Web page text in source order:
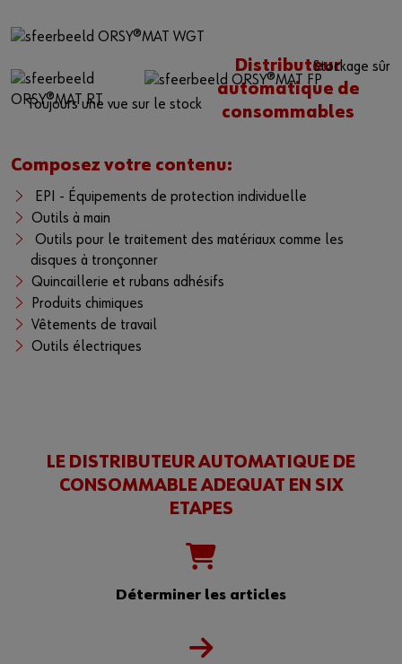
Distributeur
automatique de
consommables
Stockage sûr
Toujours une vue sur le stock
Composez votre contenu:
EPI - Équipements de protection individuelle
Outils à main
Outils pour le traitement des matériaux comme les
disques à tronçonner
Quincaillerie et rubans adhésifs
Produits chimiques
Vêtements de travail
Outils électriques
LE DISTRIBUTEUR AUTOMATIQUE DE
CONSOMMABLE ADEQUAT EN SIX
ETAPES
Déterminer les articles